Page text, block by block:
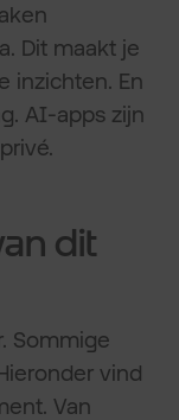
Dit maakt je
inzichten. En
AI-apps zijn
dit
Sommige
vind
Van